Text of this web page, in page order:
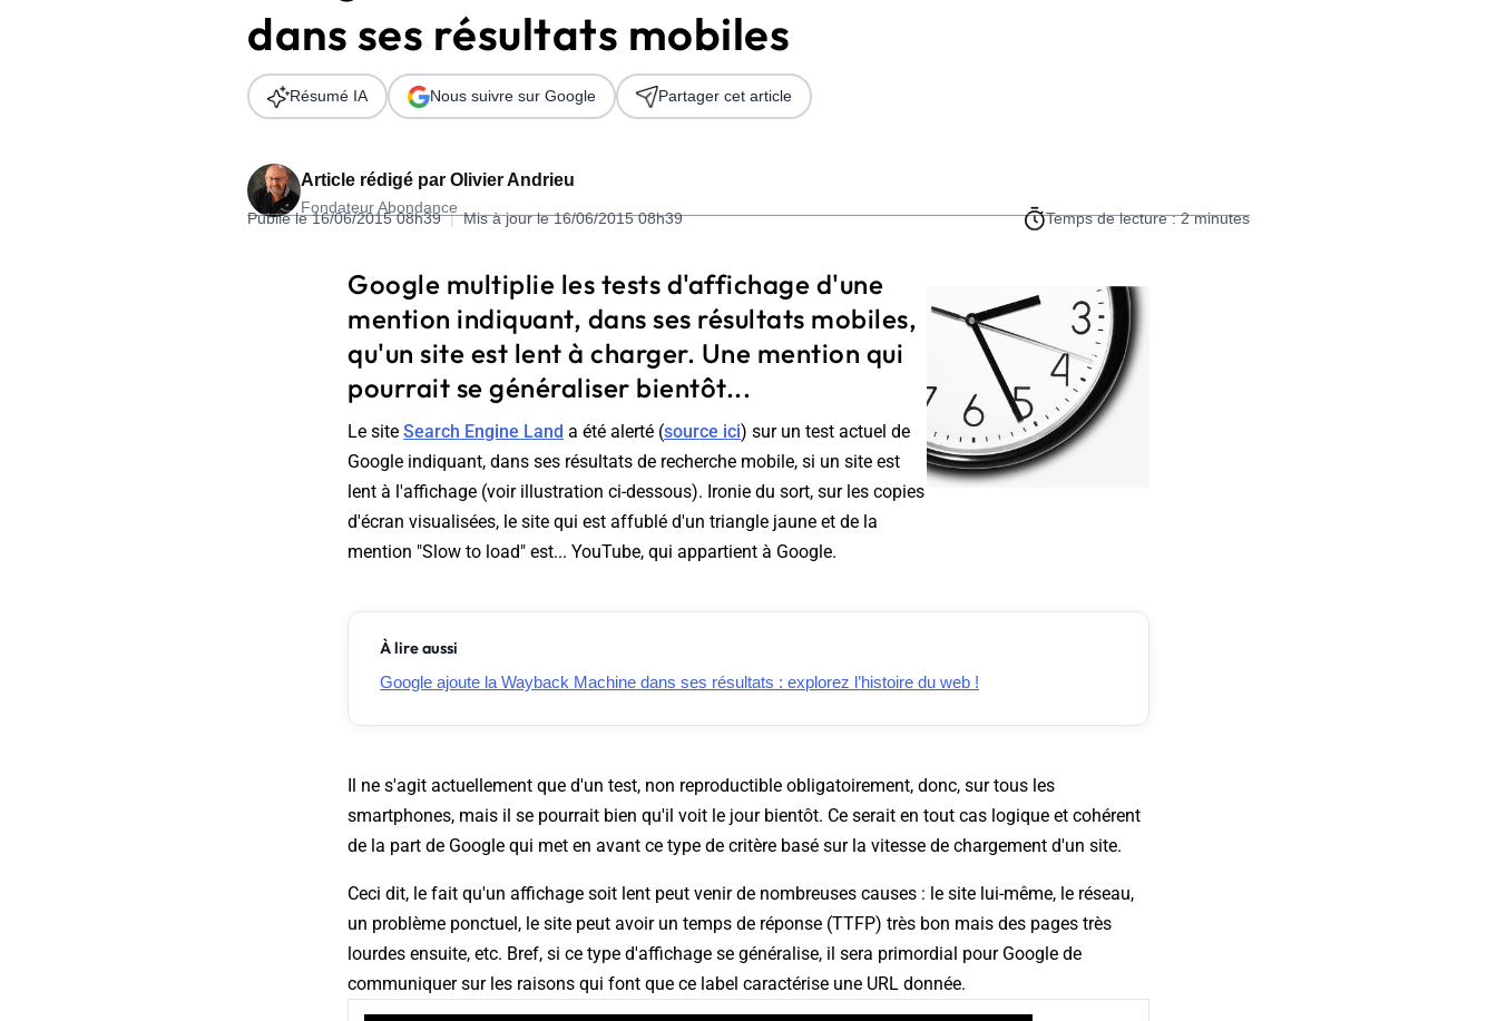
Télécharger l'Ebook
Formation SEO & GEO - Edition 2026
dans ses résultats mobiles
Article rédigé par Olivier Andrieu
Fondateur Abondance
Publié le 16/06/2015 08h39 | Mis à jour le 16/06/2015 08h39 Temps de lecture : 2 minutes
Résumé IA Nous suivre sur Google Partager cet article
Google multiplie les tests d'affichage d'une
mention indiquant, dans ses résultats mobiles,
qu'un site est lent à charger. Une mention qui
pourrait se généraliser bientôt...
Le site Search Engine Land a été alerté (source ici) sur un test actuel de
Google indiquant, dans ses résultats de recherche mobile, si un site est
lent à l'affichage (voir illustration ci-dessous). Ironie du sort, sur les copies
d'écran visualisées, le site qui est affublé d'un triangle jaune et de la
mention "Slow to load" est... YouTube, qui appartient à Google.
À lire aussi
Google ajoute la Wayback Machine dans ses résultats : explorez l’histoire du web !
Il ne s'agit actuellement que d'un test, non reproductible obligatoirement, donc, sur tous les
smartphones, mais il se pourrait bien qu'il voit le jour bientôt. Ce serait en tout cas logique et cohérent
de la part de Google qui met en avant ce type de critère basé sur la vitesse de chargement d'un site.
Ceci dit, le fait qu'un affichage soit lent peut venir de nombreuses causes : le site lui-même, le réseau,
un problème ponctuel, le site peut avoir un temps de réponse (TTFP) très bon mais des pages très
lourdes ensuite, etc. Bref, si ce type d'affichage se généralise, il sera primordial pour Google de
communiquer sur les raisons qui font que ce label caractérise une URL donnée.